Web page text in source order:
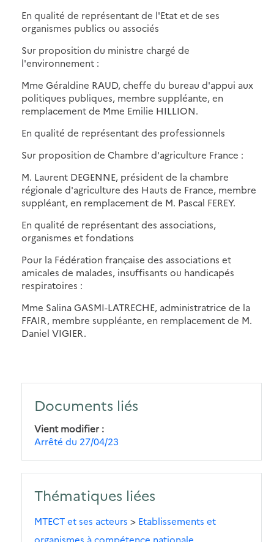
En qualité de représentant de l'Etat et de ses
organismes publics ou associés
Sur proposition du ministre chargé de
l'environnement :
Mme Géraldine RAUD, cheffe du bureau d'appui aux
politiques publiques, membre suppléante, en
remplacement de Mme Emilie HILLION.
En qualité de représentant des professionnels
Sur proposition de Chambre d'agriculture France :
M. Laurent DEGENNE, président de la chambre
régionale d'agriculture des Hauts de France, membre
suppléant, en remplacement de M. Pascal FEREY.
En qualité de représentant des associations,
organismes et fondations
Pour la Fédération française des associations et
amicales de malades, insuffisants ou handicapés
respiratoires :
Mme Salina GASMI-LATRECHE, administratrice de la
FFAIR, membre suppléante, en remplacement de M.
Daniel VIGIER.
Documents liés
Vient modifier
Arrêté du 27/04/23
Thématiques liées
MTECT et ses acteurs > Etablissements et
organismes à compétence nationale